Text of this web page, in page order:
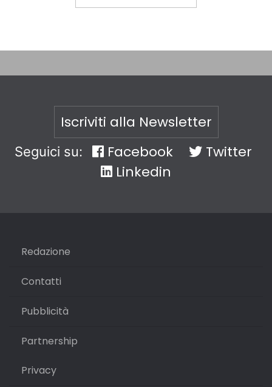
Iscriviti alla Newsletter
Seguici su: Facebook
Twitter
Linkedin
Redazione
Contatti
Pubblicità
Partnership
Privacy